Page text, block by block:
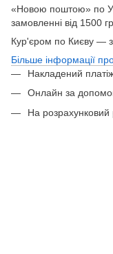
«Новою поштою» по
замовленні від 1500
Кур'єром по Києву —
Більше інформації
Накладений
Онлайн за
На розрахунковий